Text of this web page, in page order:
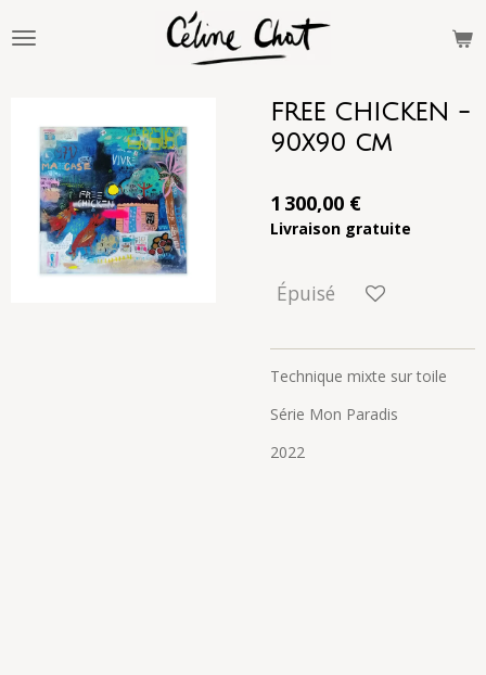
au
FREE CHICKEN -
90x90 cm
1 300,00 €
Livraison gratuite
Épuisé
Technique mixte sur toile
Série Mon Paradis
2022